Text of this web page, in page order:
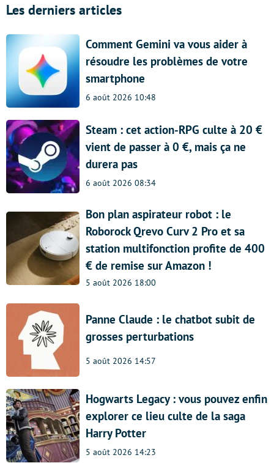
Les derniers articles
Comment Gemini va vous aider à
résoudre les problèmes de votre
smartphone
6 août 2026 10:48
Steam : cet action-RPG culte à 20 €
vient de passer à 0 €, mais ça ne
durera pas
6 août 2026 08:34
Bon plan aspirateur robot : le
Roborock Qrevo Curv 2 Pro et sa
station multifonction profite de 400
€ de remise sur Amazon !
5 août 2026 18:00
Panne Claude : le chatbot subit de
grosses perturbations
5 août 2026 14:57
Hogwarts Legacy : vous pouvez enfin
explorer ce lieu culte de la saga
Harry Potter
5 août 2026 14:23